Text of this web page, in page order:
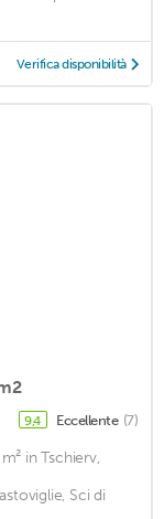
Verifica disponibilità
9,4 Eccellente (7)
in Tschierv,
Sci di